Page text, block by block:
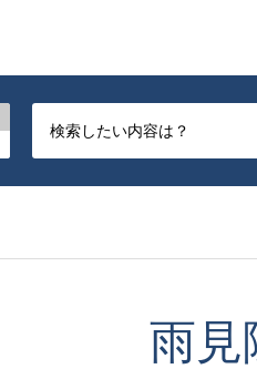
検索したい内容は？
雨見